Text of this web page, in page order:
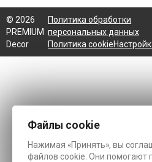
© 2026
PREMIUM
Decor
Политика обработки
персональных данных
Политика cookie
Файлы cookie
Нажимая «Принять», вы
файлов cookie. Они помогают